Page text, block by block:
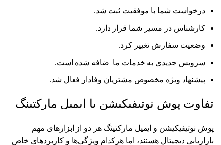
درخواست شما با موفقیت ثبت شد.
کارشناس در مسیر شما قرار دارد.
وضعیت سفارش تغییر کرد.
سرویس جدیدی به خدمات ما اضافه شده است.
پیشنهاد ویژه مخصوص مشتریان وفادار فعال شد.
تفاوت پوش نوتیفیکیشن با ایمیل مارکتینگ
پوش نوتیفیکیشن و ایمیل مارکتینگ هر دو از ابزارهای مهم
بازاریابی دیجیتال هستند، اما هرکدام ویژگی‌ها و کاربردهای خاص